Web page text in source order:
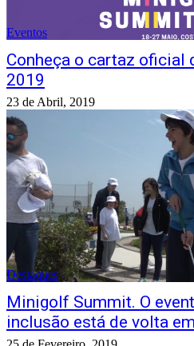
Eventos
Conheça o cartaz
2019
23 de Abril, 2019
Destaques
Minigolf Summit. O
inclusão está de volta